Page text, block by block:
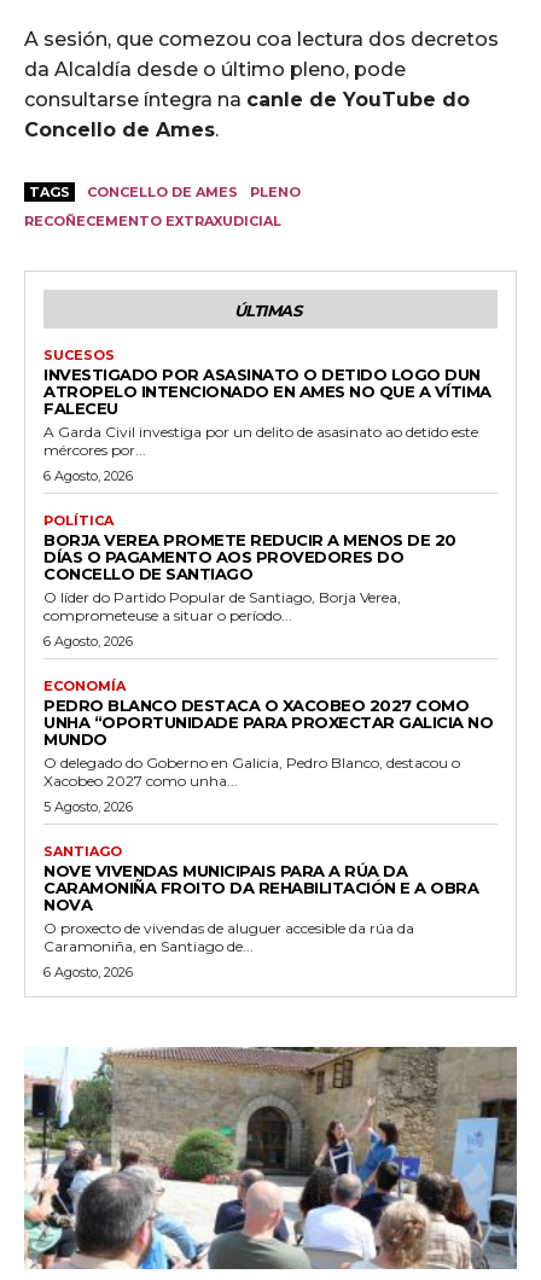
A sesión, que comezou coa lectura dos decretos
da Alcaldía desde o último pleno, pode
consultarse íntegra na canle de YouTube do
Concello de Ames.
TAGS CONCELLO DE AMES
PLENO
RECOÑECEMENTO EXTRAXUDICIAL
ÚLTIMAS
SUCESOS
INVESTIGADO POR ASASINATO O DETIDO LOGO DUN
ATROPELO INTENCIONADO EN AMES NO QUE A VÍTIMA
FALECEU
A Garda Civil investiga por un delito de asasinato ao detido este
mércores por...
6 Agosto, 2026
POLÍTICA
BORJA VEREA PROMETE REDUCIR A MENOS DE 20
DÍAS O PAGAMENTO AOS PROVEDORES DO
CONCELLO DE SANTIAGO
O líder do Partido Popular de Santiago, Borja Verea,
comprometeuse a situar o período...
6 Agosto, 2026
ECONOMÍA
PEDRO BLANCO DESTACA O XACOBEO 2027 COMO
UNHA “OPORTUNIDADE PARA PROXECTAR GALICIA NO
MUNDO
O delegado do Goberno en Galicia, Pedro Blanco, destacou o
Xacobeo 2027 como unha...
5 Agosto, 2026
SANTIAGO
NOVE VIVENDAS MUNICIPAIS PARA A RÚA DA
CARAMONIÑA FROITO DA REHABILITACIÓN E A OBRA
NOVA
O proxecto de vivendas de aluguer accesible da rúa da
Caramoniña, en Santiago de...
6 Agosto, 2026